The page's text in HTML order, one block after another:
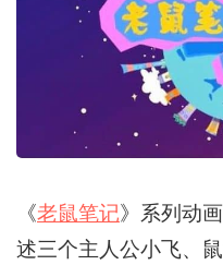
《老鼠笔记》系列动
述三个主人公小飞、